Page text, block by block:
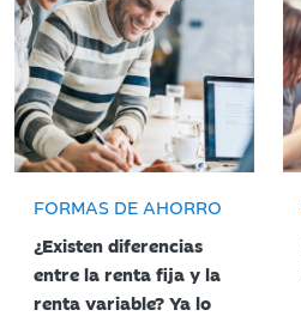
FORMAS DE AHORRO
¿Existen diferencias
entre la renta fija y la
renta variable? Ya lo